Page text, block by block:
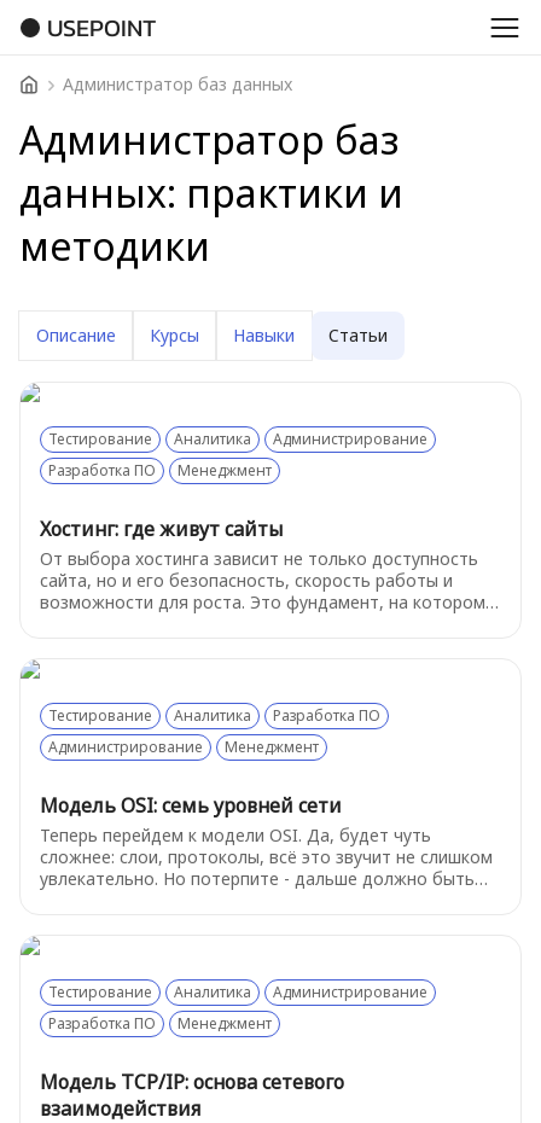
USEPOINT
Администратор баз данных
Администратор баз
данных: практики и
методики
Описание Курсы Навыки Статьи
Тестирование Аналитика
Администрирование
Разработка ПО
Менеджмент
Хостинг: где живут сайты
От выбора хостинга зависит не только доступность
сайта, но и его безопасность, скорость работы и
возможности для роста. Это фундамент, на котором
Тестирование Аналитика
Разработка ПО
Администрирование
Менеджмент
Модель OSI: семь уровней сети
Теперь перейдем к модели OSI. Да, будет чуть
сложнее: слои, протоколы, всё это звучит не слишком
увлекательно. Но потерпите - дальше должно быть
Тестирование Аналитика
Администрирование
Разработка ПО
Менеджмент
Модель TCP/IP: основа сетевого
взаимодействия